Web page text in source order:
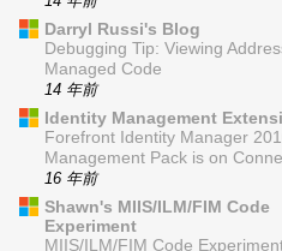
Darryl Russi's Blog
Debugging Tip: Viewing
Managed Code
14 年前
Identity Management
Forefront Identity Manager
Management Pack is on
16 年前
Shawn's MIIS/ILM/FIM Code
Experiment
MIIS/ILM/FIM Code